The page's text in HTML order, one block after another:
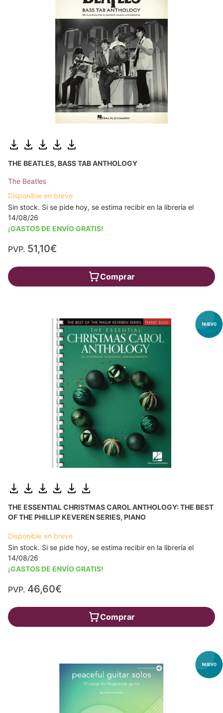
THE BEATLES, BASS TAB ANTHOLOGY
The Beatles
Disponible en breve
Sin stock. Si se pide hoy, se estima recibir en la librería el
14/08/26
¡GASTOS DE ENVÍO GRATIS!
PVP. 51,10€
Comprar
THE ESSENTIAL CHRISTMAS CAROL ANTHOLOGY: THE BEST
OF THE PHILLIP KEVEREN SERIES, PIANO
Disponible en breve
Sin stock. Si se pide hoy, se estima recibir en la librería el
14/08/26
¡GASTOS DE ENVÍO GRATIS!
PVP. 46,60€
Comprar